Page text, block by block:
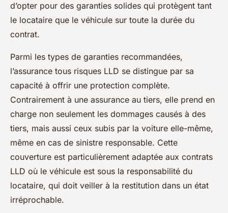
d’opter pour des garanties solides qui protègent tant
le locataire que le véhicule sur toute la durée du
contrat.
Parmi les types de garanties recommandées,
l’assurance tous risques LLD se distingue par sa
capacité à offrir une protection complète.
Contrairement à une assurance au tiers, elle prend en
charge non seulement les dommages causés à des
tiers, mais aussi ceux subis par la voiture elle-même,
même en cas de sinistre responsable. Cette
couverture est particulièrement adaptée aux contrats
LLD où le véhicule est sous la responsabilité du
locataire, qui doit veiller à la restitution dans un état
irréprochable.